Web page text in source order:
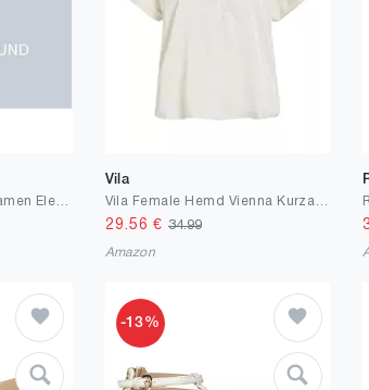
Vila
29.56 € 34.99
Amazon
-13%